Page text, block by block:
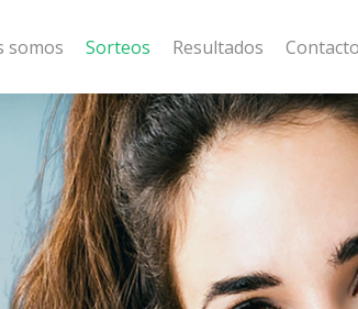
somos Sorteos Resultados Contacto